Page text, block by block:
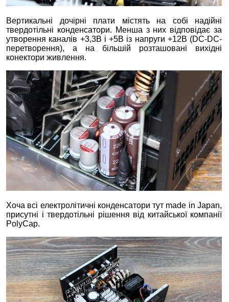
Вертикальні дочірні плати містять на собі надійні
твердотільні конденсатори. Менша з них відповідає за
утворення каналів +3,3В і +5В із напруги +12В (DC-DC-
перетворення), а на більшій розташовані вихідні
конектори живлення.
Хоча всі електролітичні конденсатори тут made in Japan,
присутні і твердотільні рішення від китайської компанії
PolyCap.